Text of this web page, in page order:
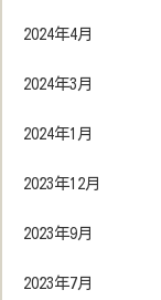
2024年4月
2024年3月
2024年1月
2023年12月
2023年9月
2023年7月